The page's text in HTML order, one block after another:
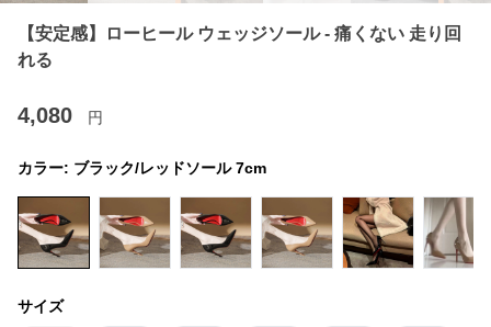
【安定感】ローヒール ウェッジソール - 痛くない 走り回
れる
4,080 円
カラー: ブラック/レッドソール 7cm
サイズ